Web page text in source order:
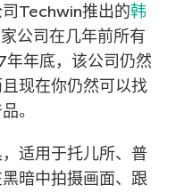
Techwin推出的韩
公司在几年前所有
年底，该公司仍然
且现在你仍然可以找
。
适用于托儿所、普
暗中拍摄画面、跟